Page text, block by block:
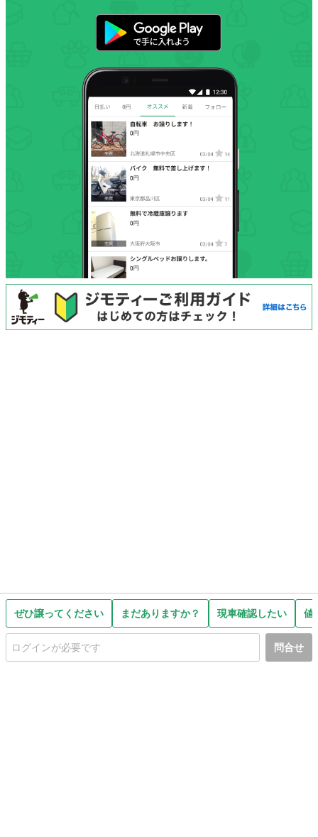
ぜひ譲ってください まだありますか？ 現車確認したい 値
問合せ